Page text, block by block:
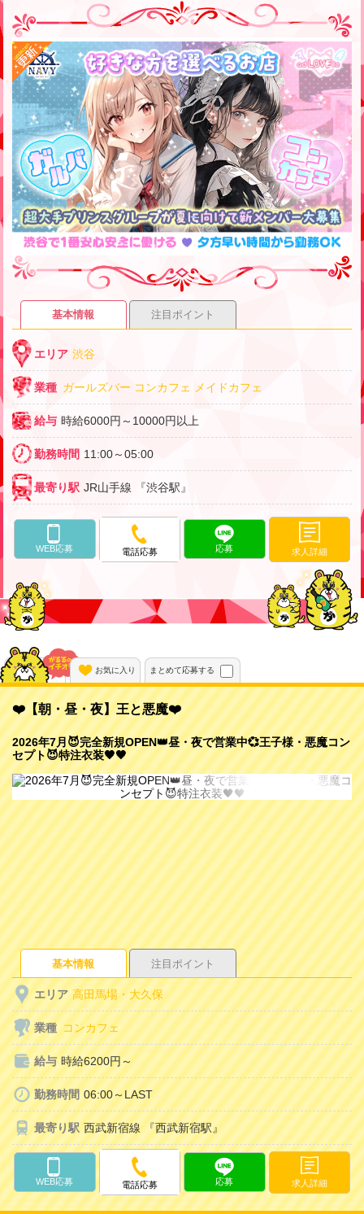
基本情報 注目ポイント
エリア 渋谷
業種 ガールズバー コンカフェ メイドカフェ
給与 時給6000円～10000円以上
勤務時間 11:00～05:00
最寄り駅 JR山手線 『渋谷駅』
WEB応募 電話応募 応募 求人詳細
動画あり お気に入り まとめて応募する
❤️【朝・昼・夜】王と悪魔❤️
2026年7月😈完全新規OPEN👑昼・夜で営業中💞王子様・悪魔コン
セプト😈特注衣装🖤🖤
基本情報 注目ポイント
エリア 高田馬場・大久保
業種 コンカフェ
給与 時給6200円～
勤務時間 06:00～LAST
最寄り駅 西武新宿線 『西武新宿駅』
WEB応募 電話応募 応募 求人詳細